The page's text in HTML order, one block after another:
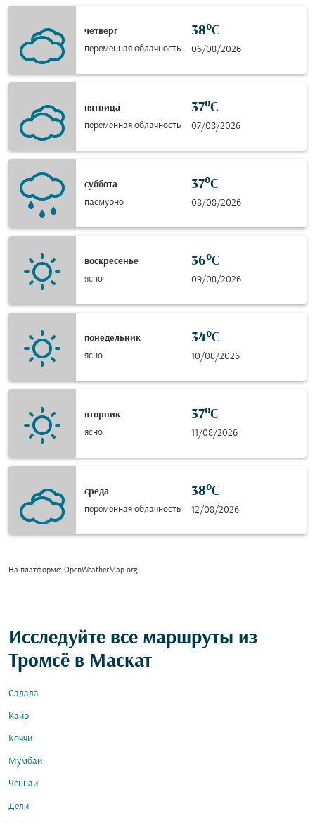
четверг
переменная облачность
38°C
06/08/2026
пятница
переменная облачность
37°C
07/08/2026
суббота
пасмурно
37°C
08/08/2026
воскресенье
ясно
36°C
09/08/2026
понедельник
ясно
34°C
10/08/2026
вторник
ясно
37°C
11/08/2026
среда
переменная облачность
38°C
12/08/2026
На платформе: OpenWeatherMap.org
Исследуйте все маршруты из
Тромсё в Маскат
Салала
Каир
Коччи
Мумбаи
Ченнаи
Дели